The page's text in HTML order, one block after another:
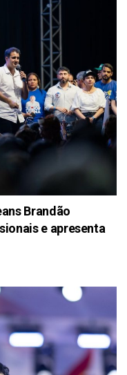
Brandão
e apresenta